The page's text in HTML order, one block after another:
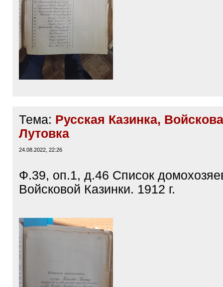
Тема: Русская Казинка,
Лутовка
24.08.2022, 22:26
Ф.39, оп.1, д.46 Список
Войсковой Казинки. 1912 г.